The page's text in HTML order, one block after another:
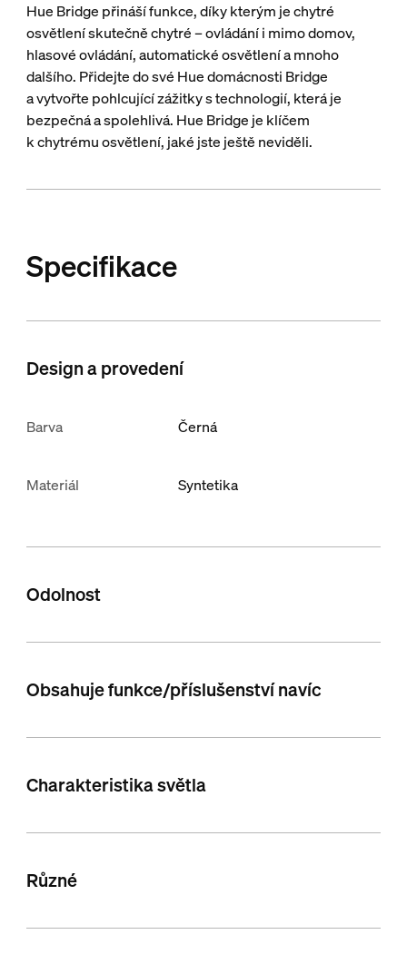
Hue Bridge přináší funkce, díky kterým je chytré
osvětlení skutečně chytré – ovládání i mimo domov,
hlasové ovládání, automatické osvětlení a mnoho
dalšího. Přidejte do své Hue domácnosti Bridge
a vytvořte pohlcující zážitky s technologií, která je
bezpečná a spolehlivá. Hue Bridge je klíčem
k chytrému osvětlení, jaké jste ještě neviděli.
Specifikace
Design a provedení
Barva Černá
Materiál Syntetika
Odolnost
Obsahuje funkce/příslušenství navíc
Charakteristika světla
Různé